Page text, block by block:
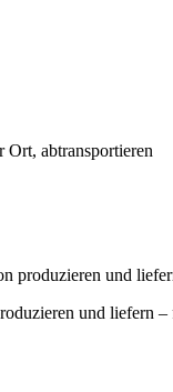
abtransportieren
und liefern